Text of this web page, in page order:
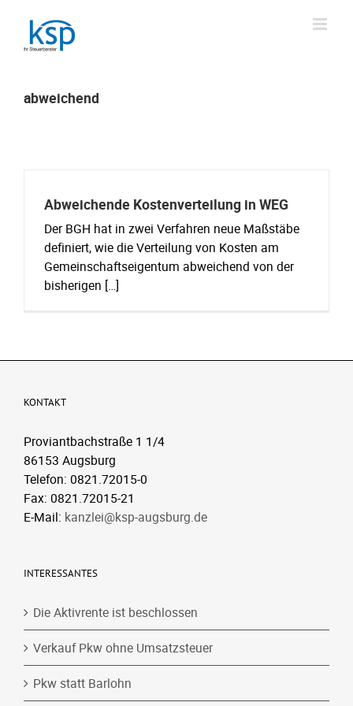
content
abweichend
Abweichende Kostenverteilung in WEG
Der BGH hat in zwei Verfahren neue Maßstäbe
definiert, wie die Verteilung von Kosten am
Gemeinschaftseigentum abweichend von der
bisherigen […]
KONTAKT
Proviantbachstraße 1 1/4
86153 Augsburg
Telefon: 0821.72015-0
Fax: 0821.72015-21
E-Mail: kanzlei@ksp-augsburg.de
INTERESSANTES
Die Aktivrente ist beschlossen
Verkauf Pkw ohne Umsatzsteuer
Pkw statt Barlohn